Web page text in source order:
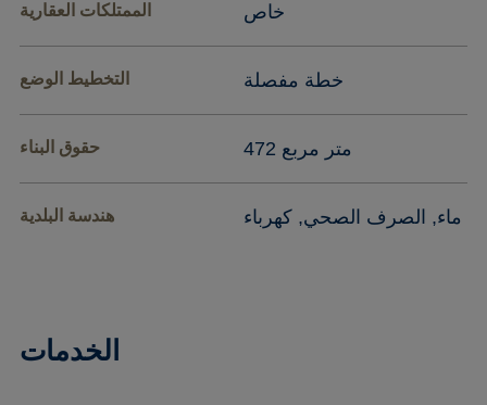
الممتلكات العقارية خاص
التخطيط الوضع خطة مفصلة
حقوق البناء 472 متر مربع
هندسة البلدية ماء, الصرف الصحي, كهرباء
الخدمات